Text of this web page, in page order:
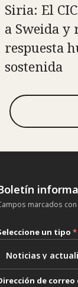
Siria: El
a Sweida y
respuesta
sostenida
marcados
un tipo *
de